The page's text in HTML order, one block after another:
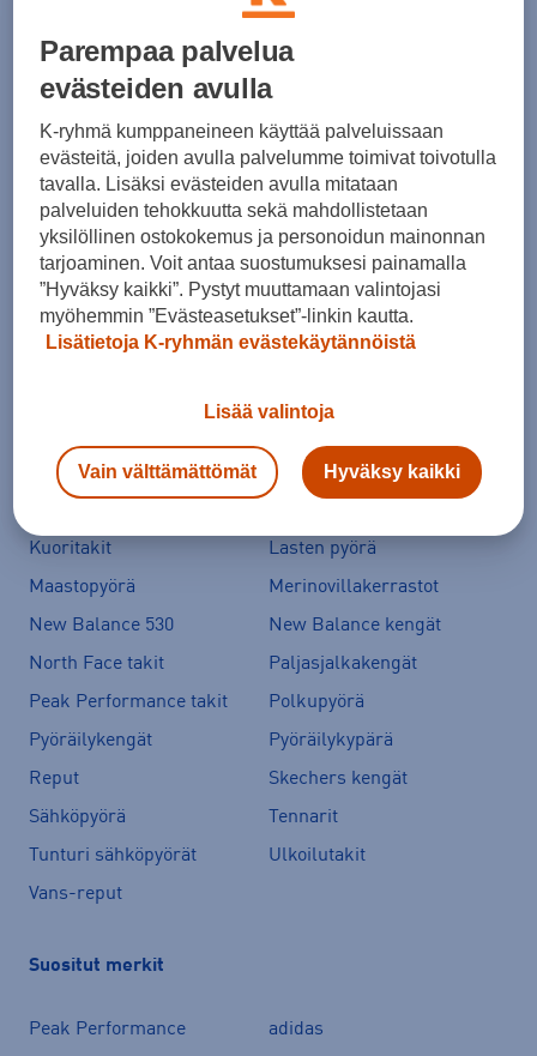
Tarvikkeet
Suositut sisällöt
Ale vaatteet
ASICS Gel-Nimbus
Converse kengät
Crocs
Hoka Clifton 11
Helly Hansen -takit
Juoksuvyöt
Jääkiekkomailat
Kuoritakit
Lasten pyörä
Maastopyörä
Merinovillakerrastot
New Balance 530
New Balance kengät
North Face takit
Paljasjalkakengät
Peak Performance takit
Polkupyörä
Pyöräilykengät
Pyöräilykypärä
Reput
Skechers kengät
Sähköpyörä
Tennarit
Tunturi sähköpyörät
Ulkoilutakit
Vans-reput
Suositut merkit
Peak Performance
adidas
Parempaa palvelua
evästeiden avulla
K-ryhmä kumppaneineen käyttää palveluissaan
evästeitä, joiden avulla palvelumme toimivat toivotulla
tavalla. Lisäksi evästeiden avulla mitataan
palveluiden tehokkuutta sekä mahdollistetaan
yksilöllinen ostokokemus ja personoidun mainonnan
tarjoaminen. Voit antaa suostumuksesi painamalla
”Hyväksy kaikki”. Pystyt muuttamaan valintojasi
myöhemmin ”Evästeasetukset”-linkin kautta.
Lisätietoja K-ryhmän evästekäytännöistä
Lisää valintoja
Vain välttämättömät Hyväksy kaikki